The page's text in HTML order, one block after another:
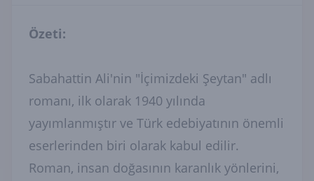
Özeti:
Sabahattin Ali'nin "İçimizdeki Şeytan" adlı
romanı, ilk olarak 1940 yılında
yayımlanmıştır ve Türk edebiyatının önemli
eserlerinden biri olarak kabul edilir.
Roman, insan doğasının karanlık yönlerini,